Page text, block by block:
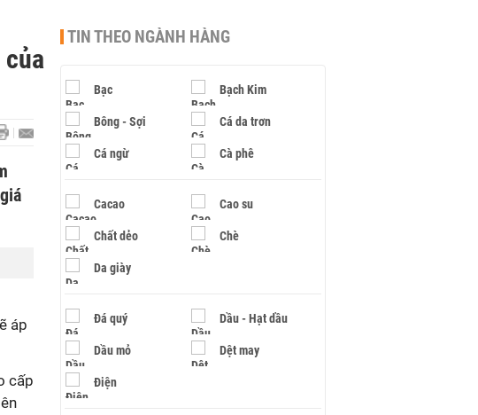
áp
cấp
TIN THEO NGÀNH HÀNG
Bạc Bạch Kim
Bông - Sợi Cá da trơn
Cá ngừ Cà phê
Cacao Cao su
Chất dẻo Chè
Da giày
Đá quý Dầu - Hạt dầu
Dầu mỏ Dệt may
Điện